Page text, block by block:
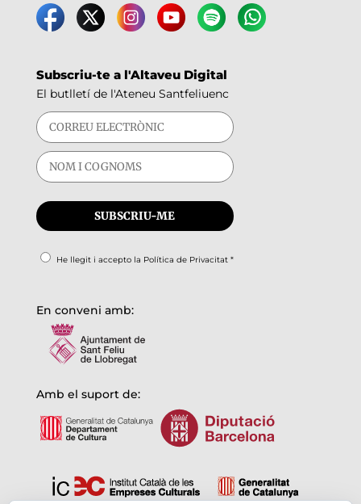
Subscriu-te a l'Altaveu Digital
El butlletí de l'Ateneu Santfeliuenc
He llegit i accepto la Política de Privacitat*
En conveni amb:
Amb el suport de: